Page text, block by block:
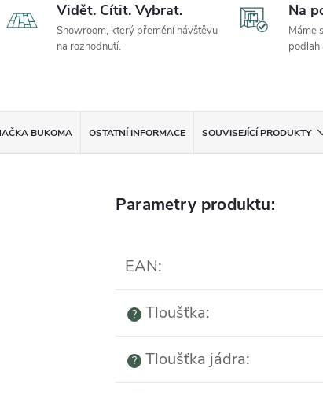
Vidět. Cítit. Vybrat.
Showroom, který přemění návštěvu
na rozhodnutí.
Na
Máme
podlah
BUKOMA OSTATNÍ INFORMACE SOUVISEJÍCÍ PRODUKTY
Parametry produktu:
EAN:
? Tloušťka:
? Tloušťka jádra: